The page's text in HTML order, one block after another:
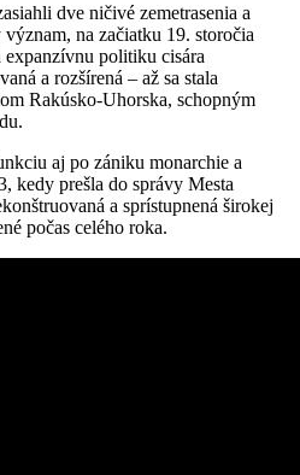
dve ničivé zemetrasenia a
na začiatku 19. storočia
politiku cisára
a rozšírená – až sa stala
Rakúsko-Uhorska, schopným
aj po zániku monarchie a
kedy prešla do správy Mesta
a sprístupnená širokej
počas celého roka.